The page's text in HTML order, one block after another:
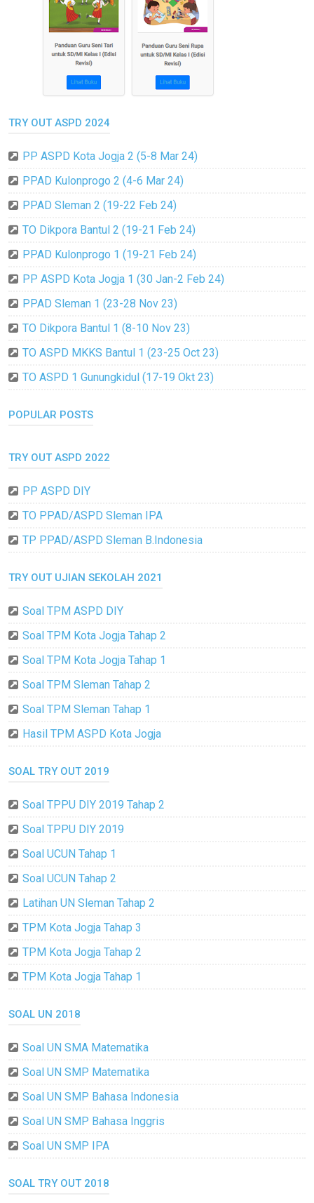
TRY OUT ASPD 2024
PP ASPD Kota Jogja 2 (5-8 Mar 24)
PPAD Kulonprogo 2 (4-6 Mar 24)
PPAD Sleman 2 (19-22 Feb 24)
TO Dikpora Bantul 2 (19-21 Feb 24)
PPAD Kulonprogo 1 (19-21 Feb 24)
PP ASPD Kota Jogja 1 (30 Jan-2 Feb 24)
PPAD Sleman 1 (23-28 Nov 23)
TO Dikpora Bantul 1 (8-10 Nov 23)
TO ASPD MKKS Bantul 1 (23-25 Oct 23)
TO ASPD 1 Gunungkidul (17-19 Okt 23)
POPULAR POSTS
TRY OUT ASPD 2022
PP ASPD DIY
TO PPAD/ASPD Sleman IPA
TP PPAD/ASPD Sleman B.Indonesia
TRY OUT UJIAN SEKOLAH 2021
Soal TPM ASPD DIY
Soal TPM Kota Jogja Tahap 2
Soal TPM Kota Jogja Tahap 1
Soal TPM Sleman Tahap 2
Soal TPM Sleman Tahap 1
Hasil TPM ASPD Kota Jogja
SOAL TRY OUT 2019
Soal TPPU DIY 2019 Tahap 2
Soal TPPU DIY 2019
Soal UCUN Tahap 1
Soal UCUN Tahap 2
Latihan UN Sleman Tahap 2
TPM Kota Jogja Tahap 3
TPM Kota Jogja Tahap 2
TPM Kota Jogja Tahap 1
SOAL UN 2018
Soal UN SMA Matematika
Soal UN SMP Matematika
Soal UN SMP Bahasa Indonesia
Soal UN SMP Bahasa Inggris
Soal UN SMP IPA
SOAL TRY OUT 2018